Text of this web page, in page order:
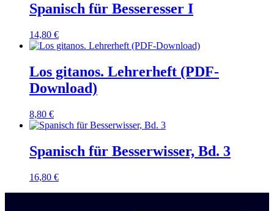
Spanisch für Besseresser I
14,80 €
Los gitanos. Lehrerheft (PDF-
Download)
8,80 €
Spanisch für Besserwisser, Bd. 3
16,80 €